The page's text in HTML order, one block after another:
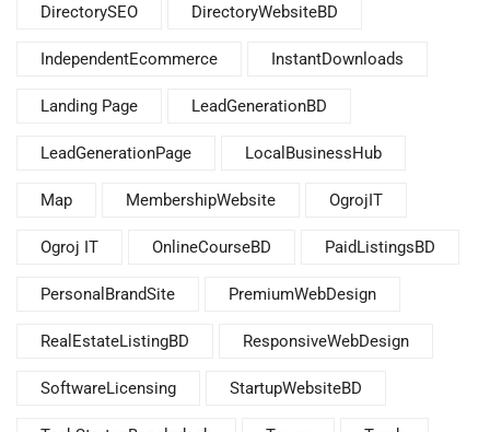
DirectorySEO DirectoryWebsiteBD
IndependentEcommerce InstantDownloads
Landing Page LeadGenerationBD
LeadGenerationPage LocalBusinessHub
Map MembershipWebsite OgrojIT
Ogroj IT OnlineCourseBD PaidListingsBD
PersonalBrandSite PremiumWebDesign
RealEstateListingBD ResponsiveWebDesign
SoftwareLicensing StartupWebsiteBD